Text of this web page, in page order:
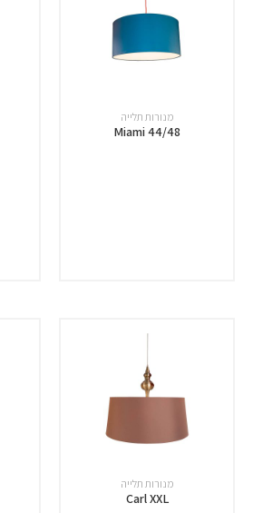
מנורות תלייה
Miami 44/48
מנורות תלייה
Carl XXL